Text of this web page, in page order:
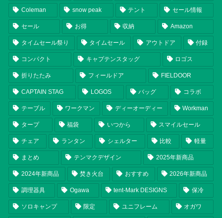
Coleman snow peak テント セール情報
セール お得 収納 Amazon
タイムセール祭り タイムセール アウトドア 付録
コンパクト キャプテンスタッグ ロゴス
折りたたみ フィールドア FIELDOOR
CAPTAIN STAG LOGOS バッグ コラボ
テーブル ワークマン ディーオーディー Workman
タープ 福袋 いつから スマイルセール
チェア ランタン シェルター 比較 軽量
まとめ テンマクデザイン 2025年新商品
2024年新商品 焚き火台 おすすめ 2026年新商品
調理器具 Ogawa tent-Mark DESIGNS 保冷
ソロキャンプ 限定 ユニフレーム オガワ